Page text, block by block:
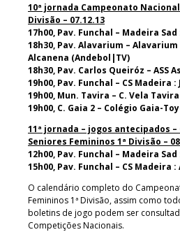
10ª jornada Campeonato
Divisão – 07.12.13
17h00, Pav. Funchal – Madeira Sad
18h30, Pav. Alavarium – Alavarium
Alcanena (Andebol|TV)
18h30, Pav. Carlos Queiróz – ASS
19h00, Pav. Funchal – CS Madeira :
19h00, Mun. Tavira – C. Vela Tavira
19h00, C. Gaia 2 – Colégio Gaia-
11ª jornada – jogos antecipados
Seniores Femininos 1ª Divisão –
12h00, Pav. Funchal – Madeira Sad
15h00, Pav. Funchal – CS Madeira :
O calendário completo do
Femininos 1ª Divisão, assim como
boletins de jogo podem ser
Competições Nacionais.